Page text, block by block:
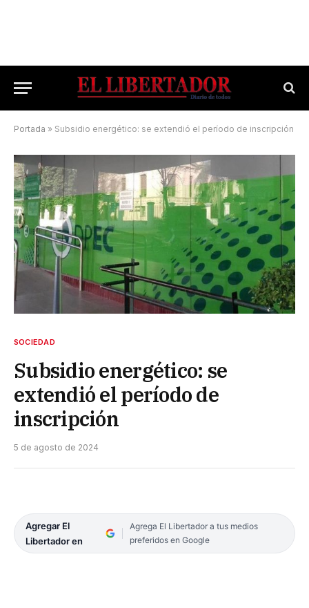
Portada » Subsidio energético: se extendió el período de inscripción
SOCIEDAD
Subsidio energético: se
extendió el período de
inscripción
5 de agosto de 2024
Agregar El
Libertador en
Agrega El Libertador a tus medios
preferidos en Google